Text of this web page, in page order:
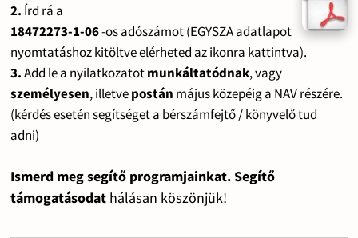
2. Írd rá a
18472273-1-06-os adószámot (EGYSZA adatlapot
nyomtatáshoz kitöltve elérheted az ikonra kattintva).
3.Add le a nyilatkozatotmunkáltatódnak, vagy
személyesen, illetvepostán május közepéig a NAV részére.
(kérdés esetén segítséget a bérszámfejtő / könyvelő tud
adni)
Ismerd meg segítő programjainkat. Segítő
támogatásodat hálásan köszönjük!